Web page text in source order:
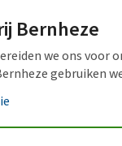
Bernheze
we ons voor
gebruiken